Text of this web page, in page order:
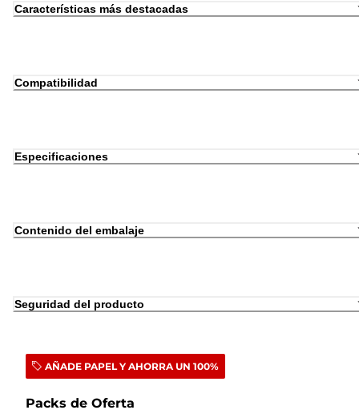
Características más destacadas
Compatibilidad
Especificaciones
Contenido del embalaje
Seguridad del producto
AÑADE PAPEL Y AHORRA UN 100%
Packs de Oferta